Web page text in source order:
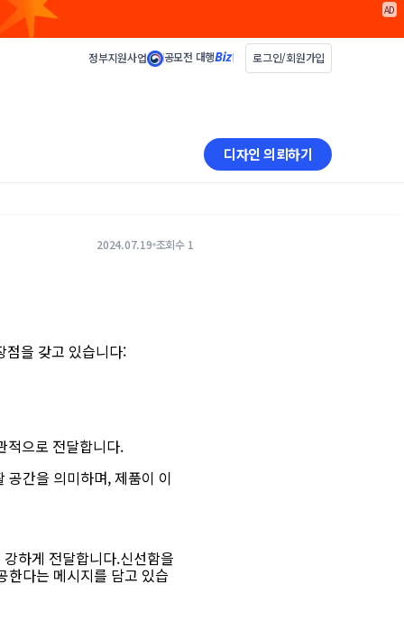
AD
정부지원사업 공모전 대행 로그인/회원가입
디자인 의뢰하기
2024.07.19 조회수 1
을 갖고 있습니다:
적으로 전달합니다.
간을 의미하며, 제품이 이
하게 전달합니다.신선함을
다는 메시지를 담고 있습